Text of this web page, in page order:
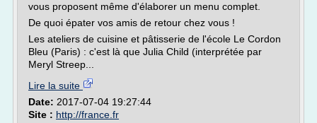
vous proposent même d'élaborer un menu complet.
De quoi épater vos amis de retour chez vous !
Les ateliers de cuisine et pâtisserie de l'école Le Cordon
Bleu (Paris) : c'est là que Julia Child (interprétée par
Meryl Streep...
Lire la suite
Date: 2017-07-04 19:27:44
Site : http://france.fr